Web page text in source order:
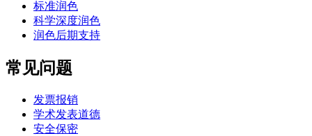
标准润色
科学深度润色
润色后期支持
常见问题
发票报销
学术发表道德
安全保密